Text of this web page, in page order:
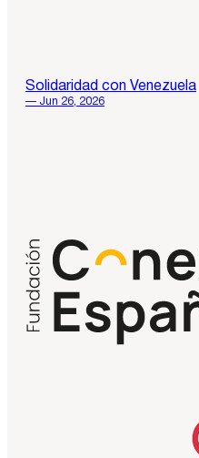
Solidaridad con Venezuela
— Jun 26, 2026